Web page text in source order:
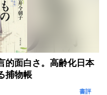
的面白さ。高齢化日本
捕物帳
書評